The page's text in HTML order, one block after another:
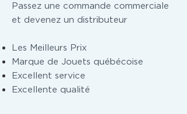
Passez une commande commerciale
et devenez un distributeur
Les Meilleurs Prix
Marque de Jouets québécoise
Excellent service
Excellente qualité